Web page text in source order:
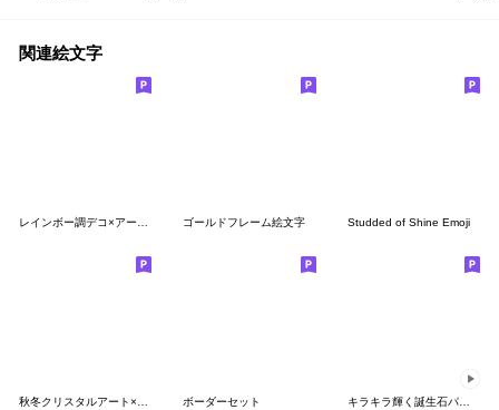
関連絵文字
ゴールドフレーム絵文字 Studded of Shine Emoji
秋冬クリスタルアート×シルエット絵文字 ボーダーセット キラキラ輝く誕生石パワーストーン